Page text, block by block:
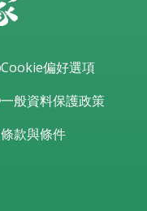
Cookie偏好選項
一般資料保護政策
條款與條件